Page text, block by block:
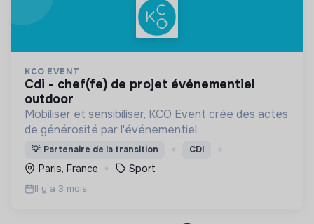
KCO EVENT
cdi - chef(fe) de projet événementiel
outdoor
Mobiliser et sensibiliser, KCO Event crée des actes
de générosité par l'événementiel.
💡 Partenaire de la transition CDI
Paris, France Sport
Il y a 3 mois